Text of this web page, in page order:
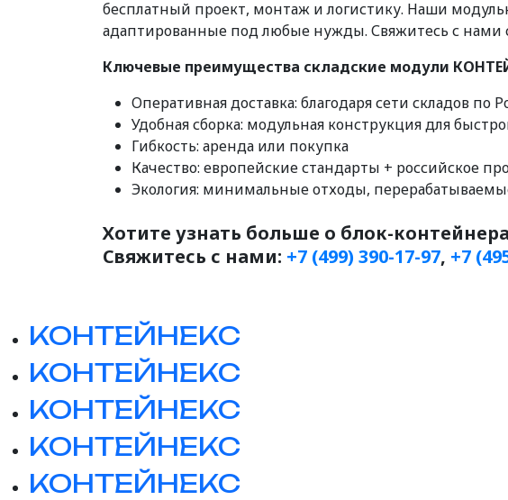
бесплатный проект, монтаж и логистику. Наши
адаптированные под любые нужды. Свяжитесь с нами
Ключевые преимущества складские модули
Оперативная доставка: благодаря сети складов по
Удобная сборка: модульная конструкция для
Гибкость: аренда или покупка
Качество: европейские стандарты + российское
Экология: минимальные отходы,
Хотите узнать больше о блок-
Свяжитесь с нами: +7 (499) 390-17-97, +7
КОНТЕЙНЕКС
КОНТЕЙНЕКС
КОНТЕЙНЕКС
КОНТЕЙНЕКС
КОНТЕЙНЕКС